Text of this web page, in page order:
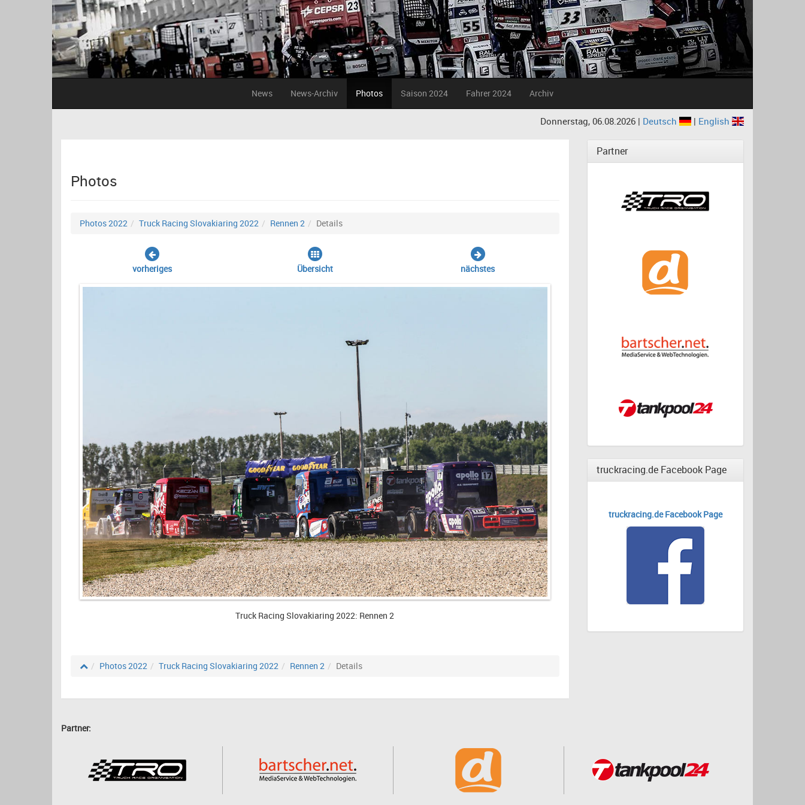
News News-Archiv Photos Saison 2024 Fahrer 2024 Archiv
Donnerstag, 06.08.2026 | Deutsch | English
Photos
Photos 2022 Truck Racing Slovakiaring 2022 Rennen 2 Details
vorheriges Übersicht nächstes
Truck Racing Slovakiaring 2022: Rennen 2
Photos 2022 Truck Racing Slovakiaring 2022 Rennen 2 Details
Partner
truckracing.de Facebook Page
truckracing.de Facebook Page
Partner: